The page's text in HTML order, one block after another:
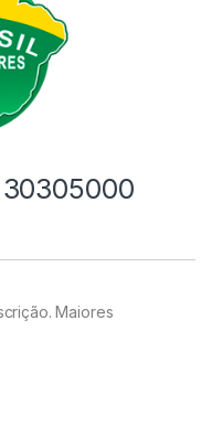
30305000
Maiores